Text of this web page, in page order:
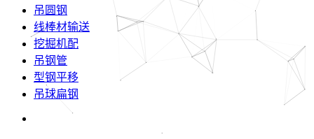
吊圆钢
线棒材输送
挖掘机配
吊钢管
型钢平移
吊球扁钢